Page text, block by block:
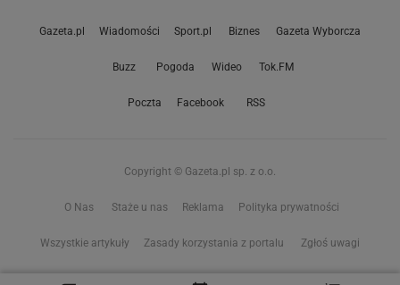
Gazeta.pl Wiadomości Sport.pl Biznes Gazeta Wyborcza
Buzz Pogoda Wideo Tok.FM
Poczta Facebook RSS
Copyright © Gazeta.pl sp. z o.o.
O Nas Staże u nas Reklama Polityka prywatności
Wszystkie artykuły Zasady korzystania z portalu Zgłoś uwagi